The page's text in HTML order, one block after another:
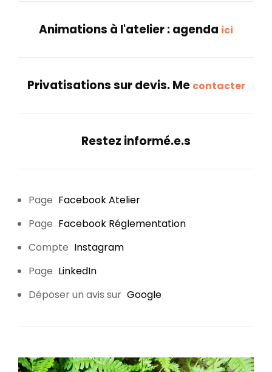
Animations à l'atelier : agenda ici
Privatisations sur devis. Me contacter
Restez informé.e.s
Page Facebook Atelier
Page Facebook Réglementation
Compte Instagram
Page LinkedIn
Déposer un avis sur Google